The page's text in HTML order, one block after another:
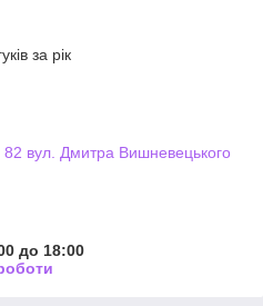
за рік
82 вул. Дмитра Вишневецького
до 18:00